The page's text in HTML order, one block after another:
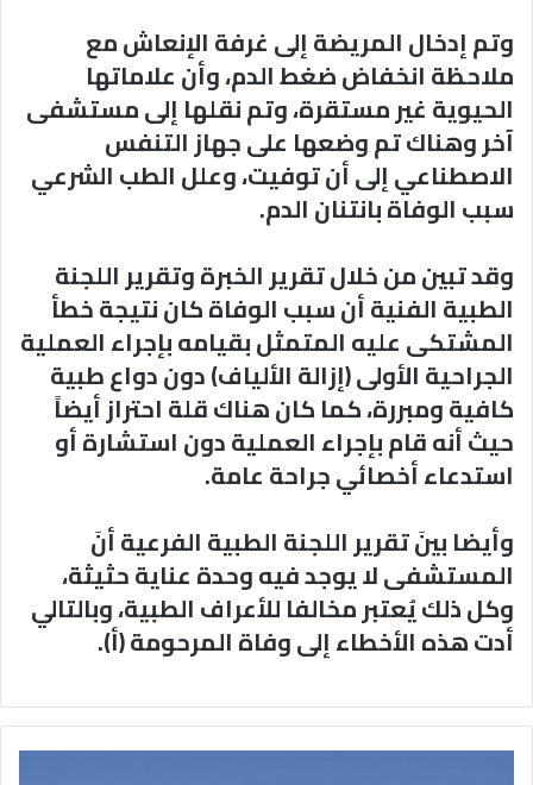
وتم إدخال المريضة إلى غرفة الإنعاش مع
ملاحظة انخفاض ضغط الدم، وأن علاماتها
الحيوية غير مستقرة، وتم نقلها إلى مستشفى
آخر وهناك تم وضعها على جهاز التنفس
الاصطناعي إلى أن توفيت، وعلل الطب الشرعي
سبب الوفاة بانتنان الدم.
وقد تبين من خلال تقرير الخبرة وتقرير اللجنة
الطبية الفنية أن سبب الوفاة كان نتيجة خطأ
المشتكى عليه المتمثل بقيامه بإجراء العملية
الجراحية الأولى (إزالة الألياف) دون دواع طبية
كافية ومبررة، كما كان هناك قلة احتراز أيضاً
حيث أنه قام بإجراء العملية دون استشارة أو
استدعاء أخصائي جراحة عامة.
وأيضا بينَ تقرير اللجنة الطبية الفرعية أنَ
المستشفى لا يوجد فيه وحدة عناية حثيثة،
وكل ذلك يُعتبر مخالفا للأعراف الطبية، وبالتالي
أدت هذه الأخطاء إلى وفاة المرحومة (أ).